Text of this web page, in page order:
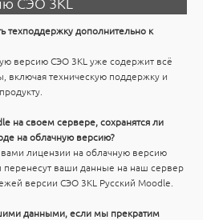
техподдержку дополнительно к
версию СЭО 3KL уже содержит всё
включая техническую поддержку и
на своем сервере, сохранятся ли
на облачную версию?
лицензии на облачную версию
ваши данные на наш сервер
версии СЭО 3KL Русский Moodle.
данными, если мы прекратим